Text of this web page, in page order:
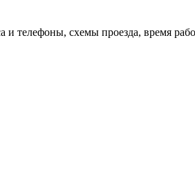
и телефоны, схемы проезда, время